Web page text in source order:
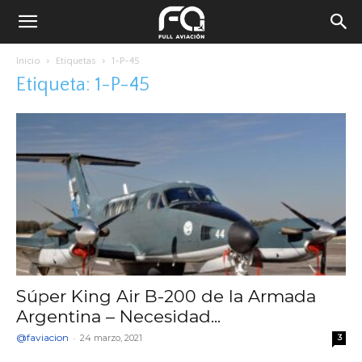
Inicio Etiquetas 1-P-45
Etiqueta: 1-P-45
Súper King Air B-200 de la Armada
Argentina – Necesidad...
@faviacion - 24 marzo, 2021 3